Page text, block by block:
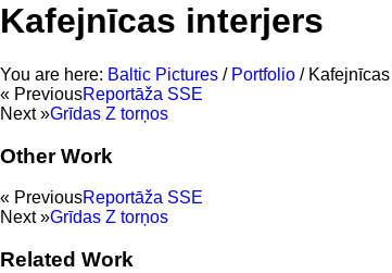
Kafejnīcas interjers
You are here: Baltic Pictures / Portfolio /
« PreviousReportāža SSE
Next »Grīdas Z torņos
Other Work
« PreviousReportāža SSE
Next »Grīdas Z torņos
Related Work